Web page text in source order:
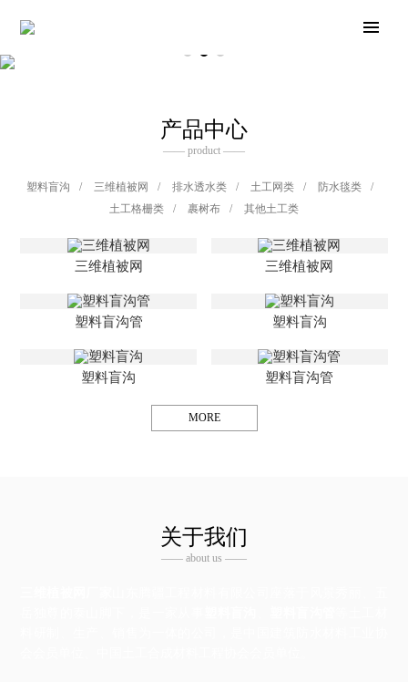
产品中心
—— product ——
塑料盲沟 / 三维植被网 / 排水透水类 / 土工网类 / 防水毯类
/
土工格栅类
/ 裹树布 / 其他土工类
三维植被网 三维植被网
塑料盲沟管 塑料盲沟
塑料盲沟 塑料盲沟管
MORE
关于我们
—— about us ——